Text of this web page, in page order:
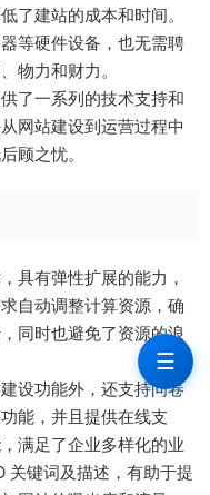
了建站的成本和时间。
等硬件设备，也无需聘
物力和财力。
了一系列的技术支持和
网站建设到运营过程中
顾之忧。
具有弹性扩展的能力，
自动调整计算资源，确
同时也避免了资源的浪
设功能外，还支持问卷
能，并且提供在线支
满足了企业多样化的业
关键词及描述，有助于提
☰